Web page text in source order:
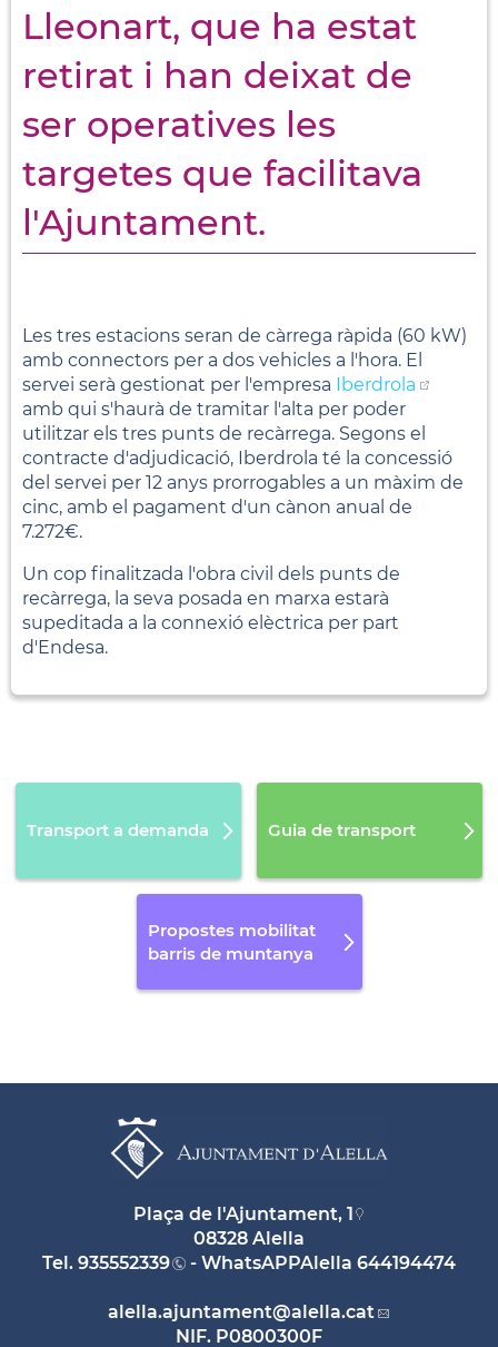
Lleonart, que ha estat
retirat i han deixat de
ser operatives les
targetes que facilitava
l'Ajuntament.
Les tres estacions seran de càrrega ràpida (60 kW)
amb connectors per a dos vehicles a l'hora. El
servei serà gestionat per l'empresa Iberdrola
amb qui s'haurà de tramitar l'alta per poder
utilitzar els tres punts de recàrrega. Segons el
contracte d'adjudicació, Iberdrola té la concessió
del servei per 12 anys prorrogables a un màxim de
cinc, amb el pagament d'un cànon anual de
7.272€.
Un cop finalitzada l'obra civil dels punts de
recàrrega, la seva posada en marxa estarà
supeditada a la connexió elèctrica per part
d'Endesa.
Transport a demanda Guia de transport
Propostes mobilitat
barris de muntanya
Plaça de l'Ajuntament, 1
08328 Alella
Tel. 935552339 - WhatsAPPAlella 644194474
alella.ajuntament@alella.cat
NIF. P0800300F